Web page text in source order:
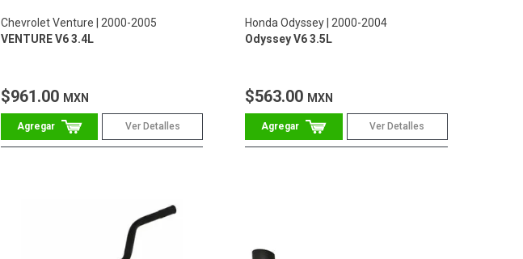
Chevrolet Venture
2000-2005
VENTURE V6 3.4L
$961.00 MXN
Ver Detalles
Honda Odyssey
2000-2004
Odyssey V6 3.5L
$563.00 MXN
Ver Detalles